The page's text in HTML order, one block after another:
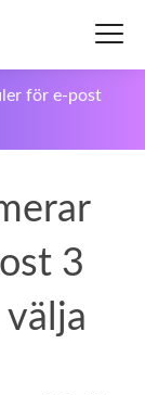
för e-post
3